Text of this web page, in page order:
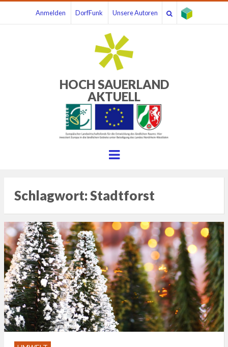
Anmelden DorfFunk Unsere Autoren
HOCH SAUERLAND
AKTUELL
Menu
Schlagwort:Stadtforst